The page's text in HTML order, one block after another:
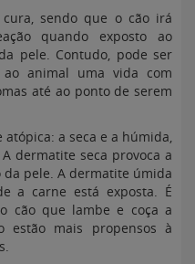
sendo que o cão irá
quando exposto ao
pele. Contudo, pode ser
animal uma vida com
até ao ponto de serem
a seca e a húmida,
dermatite seca provoca a
pele. A dermatite úmida
a carne está exposta. É
cão que lambe e coça a
estão mais propensos à